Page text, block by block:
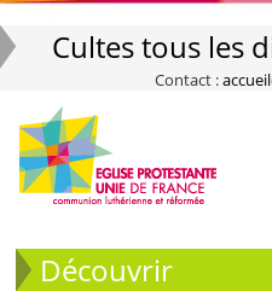
Cultes tous les
Contact :
Découvrir